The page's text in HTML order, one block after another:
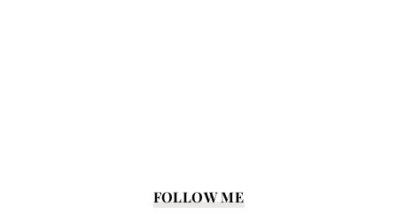
FOLLOW ME